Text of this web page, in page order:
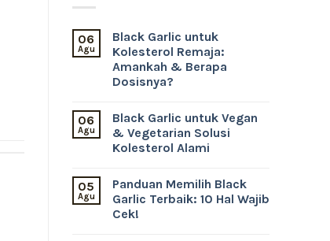
06
Agu
Black Garlic untuk
Kolesterol Remaja:
Amankah & Berapa
Dosisnya?
06
Agu
Black Garlic untuk Vegan
& Vegetarian Solusi
Kolesterol Alami
05
Agu
Panduan Memilih Black
Garlic Terbaik: 10 Hal Wajib
Cek!